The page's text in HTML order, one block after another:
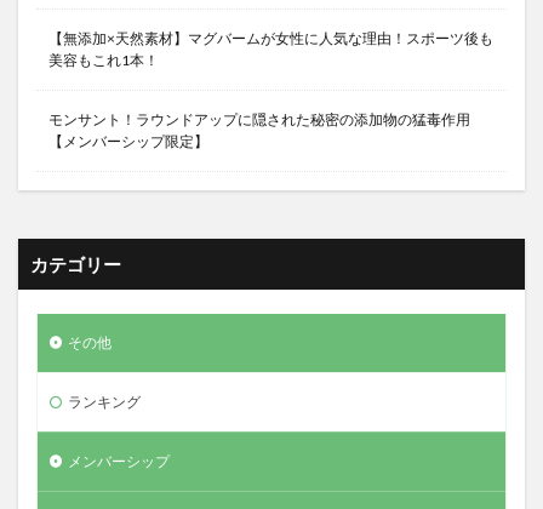
【無添加×天然素材】マグバームが女性に人気な理由！スポーツ後も
美容もこれ1本！
モンサント！ラウンドアップに隠された秘密の添加物の猛毒作用
【メンバーシップ限定】
カテゴリー
その他
ランキング
メンバーシップ